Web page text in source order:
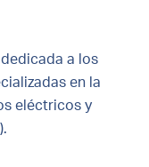
dedicada a los
en la
eléctricos y